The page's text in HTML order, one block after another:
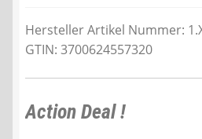
Hersteller Artikel Nummer:
GTIN: 3700624557320
Action Deal !